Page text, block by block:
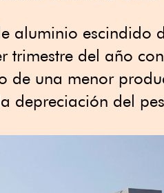
aluminio escindido
trimestre del año
de una menor
depreciación del